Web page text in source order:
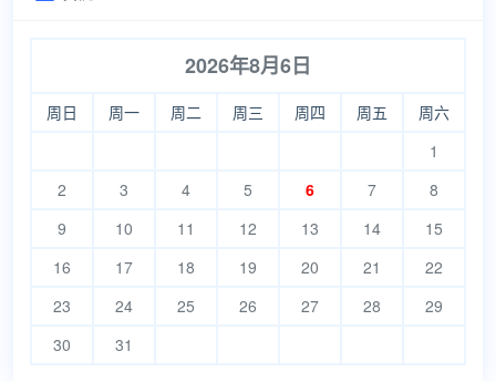
2026年8月6日
周日 周一 周二 周三 周四 周五
周六
1
2
3 4 5 6 7
8
9
10 11 12 13 14
15
16
17 18 19 20 21
22
23
24 25 26 27 28
29
30
31